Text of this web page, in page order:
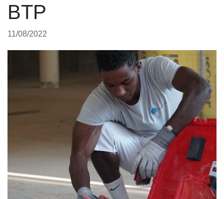
BTP
11/08/2022